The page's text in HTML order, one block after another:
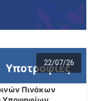
22/07/26